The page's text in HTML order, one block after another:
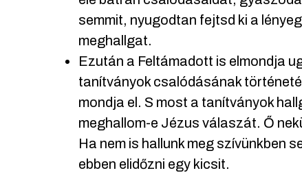
semmit, nyugodtan fejtsd ki a
meghallgat.
Ezután a Feltámadott is elmondja
tanítványok csalódásának
mondja el. S most a tanítványok
meghallom-e Jézus válaszát. Ő
Ha nem is hallunk meg szívünkben
ebben elidőzni egy kicsit.